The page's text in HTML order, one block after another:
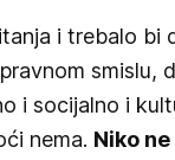
i trebalo bi
smislu,
i socijalno i
nema. Niko